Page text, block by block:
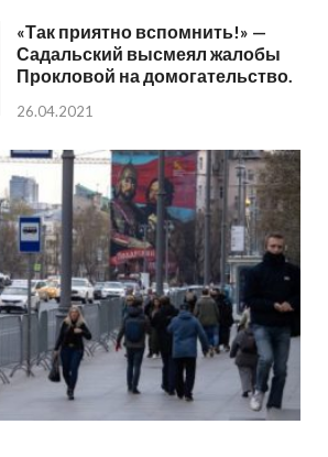
«Так приятно вспомнить!» —
Садальский высмеял жалобы
Прокловой на домогательство.
26.04.2021